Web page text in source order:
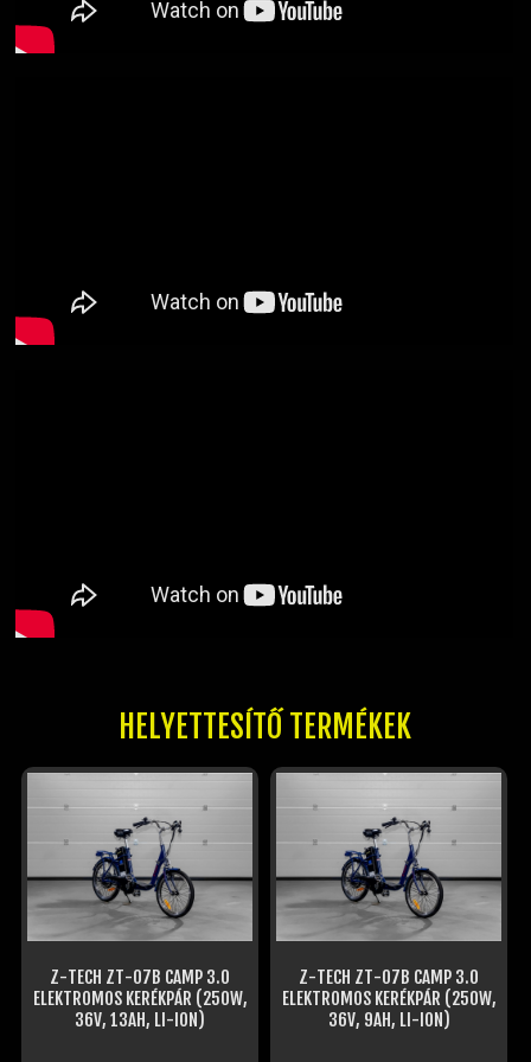
HELYETTESÍTŐ TERMÉKEK
Z-TECH ZT-07B CAMP 3.0
ELEKTROMOS KERÉKPÁR (250W,
36V, 13AH, LI-ION)
Z-TECH ZT-07B CAMP 3.0
ELEKTROMOS KERÉKPÁR (250W,
36V, 9AH, LI-ION)